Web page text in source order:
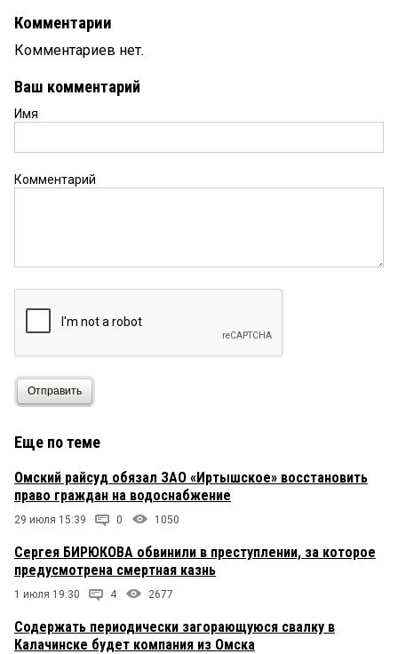
Комментарии
Комментариев нет.
Ваш комментарий
Имя
Комментарий
Отправить
Еще по теме
Омский райсуд обязал ЗАО «Иртышское» восстановить
право граждан на водоснабжение
29 июля 15:39 0 1050
Сергея БИРЮКОВА обвинили в преступлении, за которое
предусмотрена смертная казнь
1 июля 19:30 4 2677
Содержать периодически загорающуюся свалку в
Калачинске будет компания из Омска